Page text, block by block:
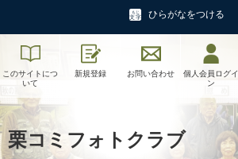
ひらがなをつける
このサイトにつ
いて
新規登録 お問い合わせ
個人会員ログイ
ン
栗コミフォトクラブ